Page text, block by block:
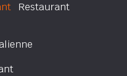
Restaurant